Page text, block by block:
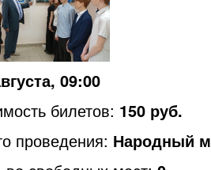
09:00
билетов: 150 руб.
проведения: Народный